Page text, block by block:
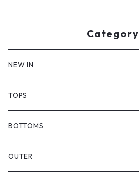
Category
NEW IN
TOPS
BOTTOMS
OUTER